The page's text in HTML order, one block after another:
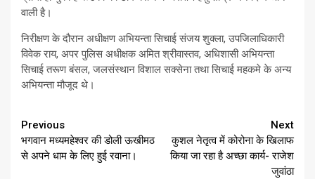
वाली है।
निरीक्षण के दौरान अधीक्षण अभियन्ता सिचाई संजय शुक्ला, उपजिलाधिकारी
विवेक राय, अपर पुलिस अधीक्षक अमित श्रीवास्तव, अधिशासी अभियन्ता
सिचाई तरूण बंसल, जलसंस्थान विशाल सक्सेना तथा सिचाई महकमे के अन्य
अभियन्ता मौजूद थे।
Continue
Reading
Previous
भगवान मध्यमहेश्वर की डोली ऊखीमठ
से अपने धाम के लिए हुई रवाना।
Next
कुशल नेतृत्व में कोरोना के खिलाफ
किया जा रहा है अच्छा कार्य- राजेश
जुवांठा